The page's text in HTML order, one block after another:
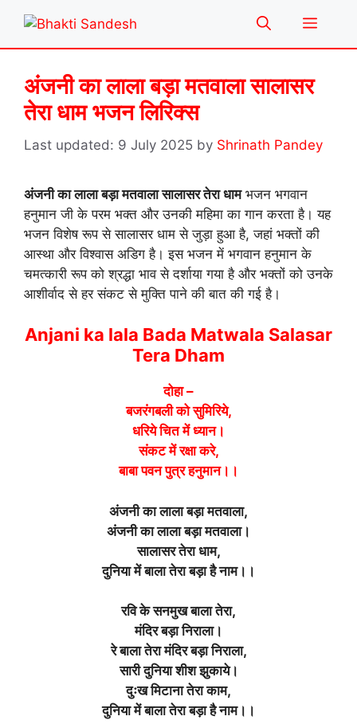
content
Menu
अंजनी का लाला बड़ा मतवाला सालासर
तेरा धाम भजन लिरिक्स
9 July 2025 by Shrinath Pandey
अंजनी का लाला बड़ा मतवाला सालासर तेरा धामभजन भगवान
हनुमान जी के परम भक्त और उनकी महिमा का गान करता है। यह
भजन विशेष रूप से सालासर धाम से जुड़ा हुआ है, जहां भक्तों की
आस्था और विश्वास अडिग है। इस भजन में भगवान हनुमान के
चमत्कारी रूप को श्रद्धा भाव से दर्शाया गया है और भक्तों को उनके
आशीर्वाद से हर संकट से मुक्ति पाने की बात की गई है।
Anjani ka lala Bada Matwala Salasar
Tera Dham
दोहा –
बजरंगबली को सुमिरिये,
धरिये चित में ध्यान।
संकट में रक्षा करे,
बाबा पवन पुत्र हनुमान।।
अंजनी का लाला बड़ा मतवाला,
अंजनी का लाला बड़ा मतवाला।
सालासर तेरा धाम,
दुनिया में बाला तेरा बड़ा है नाम।।
रवि के सनमुख बाला तेरा,
मंदिर बड़ा निराला।
रे बाला तेरा मंदिर बड़ा निराला,
सारी दुनिया शीश झुकाये।
दुःख मिटाना तेरा काम,
दुनिया में बाला तेरा बड़ा है नाम।।